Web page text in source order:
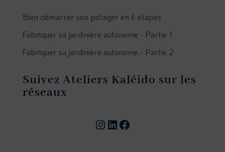
Bien démarrer son potager en 6 étapes
Fabriquer sa jardinière autonome - Partie 1
Fabriquer sa jardinière autonome - Partie 2
Suivez Ateliers Kaléido sur les
réseaux
Compte instagram
Page linkedin
Facebook